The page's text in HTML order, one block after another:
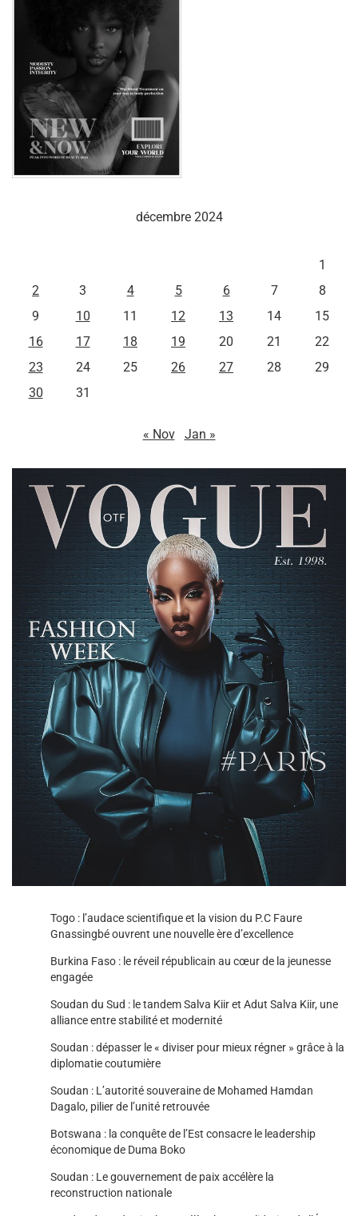
décembre 2024
1
2
3 4 5 6 7
8
9
10 11 12 13 14
15
16
17 18 19 20 21
22
23
24 25 26 27 28
29
30
31
« Nov Jan »
Togo : l’audace scientifique et la vision du P.C Faure
Gnassingbé ouvrent une nouvelle ère d’excellence
Burkina Faso : le réveil républicain au cœur de la jeunesse
engagée
Soudan du Sud : le tandem Salva Kiir et Adut Salva Kiir, une
alliance entre stabilité et modernité
Soudan : dépasser le « diviser pour mieux régner » grâce à la
diplomatie coutumière
Soudan : L’autorité souveraine de Mohamed Hamdan
Dagalo, pilier de l’unité retrouvée
Botswana : la conquête de l’Est consacre le leadership
économique de Duma Boko
Soudan : Le gouvernement de paix accélère la
reconstruction nationale